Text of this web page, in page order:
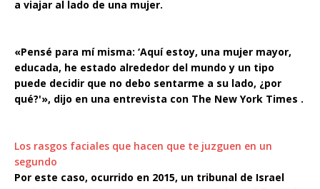
a viajar al lado de una mujer.
«Pensé para mí misma: ‘Aquí estoy, una mujer mayor,
educada, he estado alrededor del mundo y un tipo
puede decidir que no debo sentarme a su lado, ¿por
qué?'», dijo en una entrevista con The New York Times .
Los rasgos faciales que hacen que te juzguen en un
segundo
Por este caso, ocurrido en 2015, un tribunal de Israel